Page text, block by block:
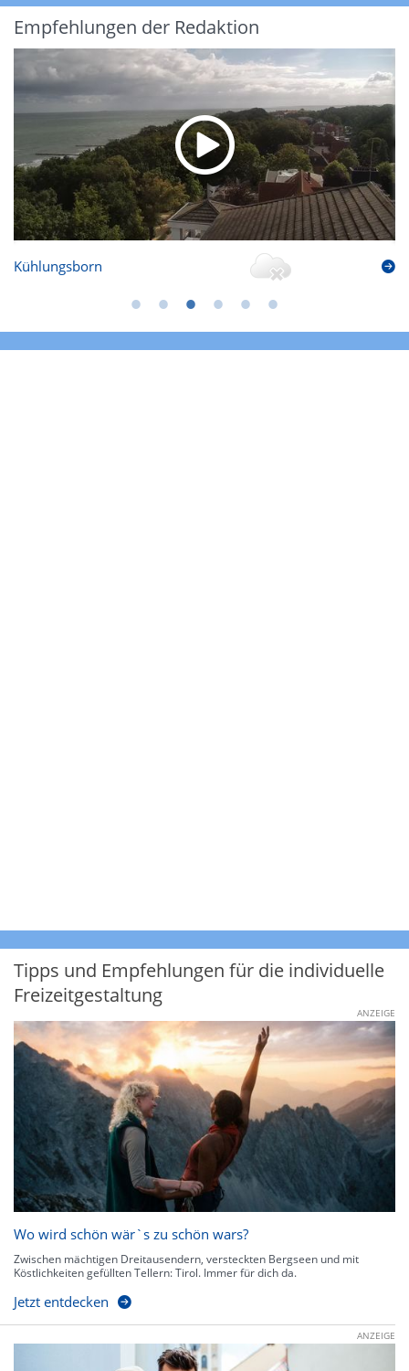
Empfehlungen der Redaktion
Kühlungsborn
Tipps und Empfehlungen für die individuelle
Freizeitgestaltung
ANZEIGE
Wo wird schön wär`s zu schön wars?
Zwischen mächtigen Dreitausendern, versteckten Bergseen und mit
Köstlichkeiten gefüllten Tellern: Tirol. Immer für dich da.
Jetzt entdecken
ANZEIGE